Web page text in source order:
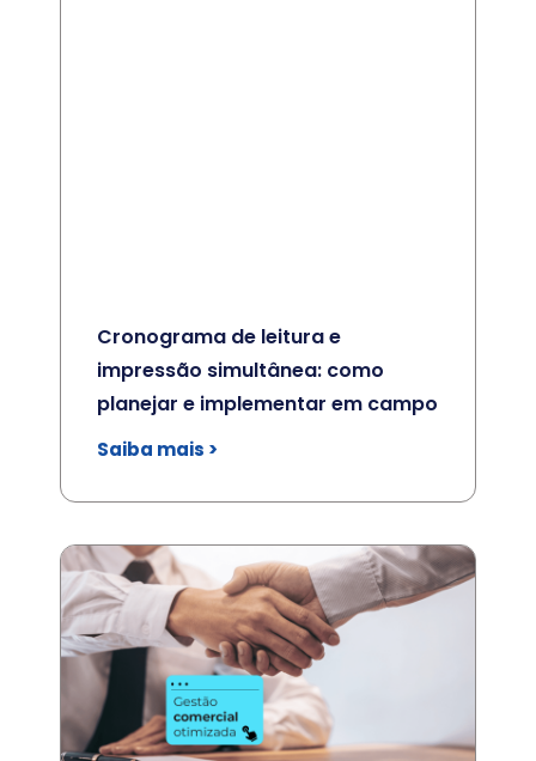
Cronograma de leitura e
impressão simultânea: como
planejar e implementar em campo
Saiba mais >